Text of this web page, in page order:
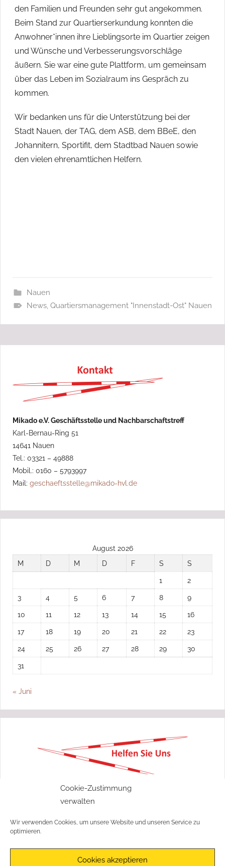
Cookie-Zustimmung
verwalten
Wir verwenden Cookies, um unsere Website und unseren Service zu
optimieren.
Cookies akzeptieren
den Familien und Freunden sehr gut angekommen.
Beim Stand zur Quartierserkundung konnten die
Anwohner*innen ihre Lieblingsorte im Quartier zeigen
und Wünsche und Verbesserungsvorschläge
äußern. Sie war eine gute Plattform, um gemeinsam
über das Leben im Sozialraum ins Gespräch zu
kommen.
Wir bedanken uns für die Unterstützung bei der
Stadt Nauen, der TAG, dem ASB, dem BBeE, den
Johannitern, Sportifit, dem Stadtbad Nauen sowie
den vielen ehrenamtlichen Helfern.
Nauen
News, Quartiersmanagement "Innenstadt-Ost" Nauen
Mikado e.V. Geschäftsstelle und Nachbarschaftstreff
Karl-Bernau-Ring 51
14641 Nauen
Tel.: 03321 – 49888
Mobil.: 0160 – 5793997
Mail: geschaeftsstelle@mikado-hvl.de
August 2026
M
D M D F S
S
1
2
3
4 5 6 7 8
9
10
11 12 13 14 15
16
17
18 19 20 21 22
23
24
25 26 27 28 29
30
31
« Juni
„Ohne Moos nix los“
Wir freuen uns über jede Spende!
Jetzt spenden!